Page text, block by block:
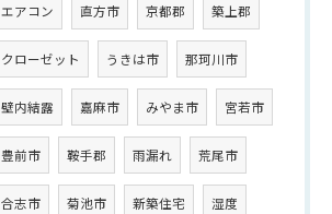
エアコン 直方市 京都郡 築上郡
クローゼット うきは市 那珂川市
壁内結露 嘉麻市 みやま市 宮若市
豊前市 鞍手郡 雨漏れ 荒尾市
合志市 菊池市 新築住宅 湿度